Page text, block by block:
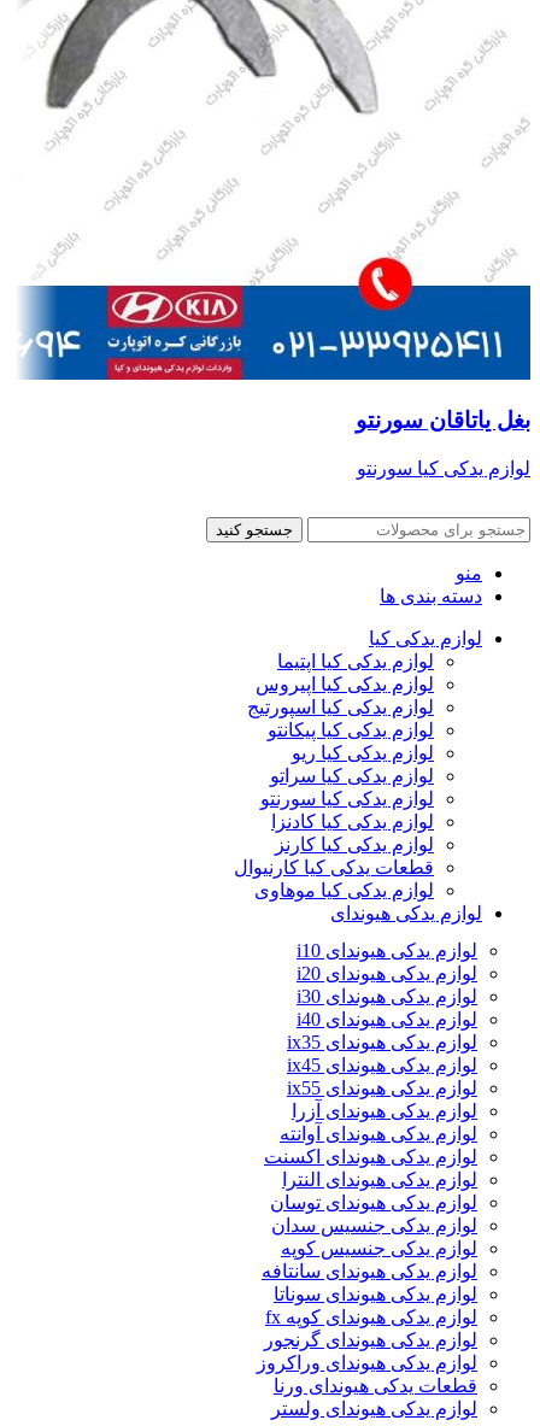
بغل یاتاقان سورنتو
لوازم یدکی کیا سورنتو
جستجو کنید
منو
دسته بندی ها
لوازم یدکی کیا
لوازم یدکی کیا اپتیما
لوازم یدکی کیا اپیروس
لوازم یدکی کیا اسپورتیج
لوازم یدکی کیا پیکانتو
لوازم یدکی کیا ریو
لوازم یدکی کیا سراتو
لوازم یدکی کیا سورنتو
لوازم یدکی کیا کادنزا
لوازم یدکی کیا کارنز
قطعات یدکی کیا کارنیوال
لوازم یدکی کیا موهاوی
لوازم یدکی هیوندای
لوازم یدکی هیوندای i10
لوازم یدکی هیوندای i20
لوازم یدکی هیوندای i30
لوازم یدکی هیوندای i40
لوازم یدکی هیوندای ix35
لوازم یدکی هیوندای ix45
لوازم یدکی هیوندای ix55
لوازم یدکی هیوندای آزرا
لوازم یدکی هیوندای آوانته
لوازم یدکی هیوندای اکسنت
لوازم یدکی هیوندای النترا
لوازم یدکی هیوندای توسان
لوازم یدکی جنسیس سدان
لوازم یدکی جنسیس کوپه
لوازم یدکی هیوندای سانتافه
لوازم یدکی هیوندای سوناتا
لوازم یدکی هیوندای کوپه fx
لوازم یدکی هیوندای گرنجور
لوازم یدکی هیوندای وراکروز
قطعات یدکی هیوندای ورنا
لوازم یدکی هیوندای ولستر